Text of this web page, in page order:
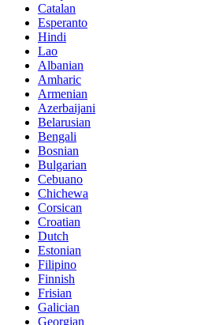
Catalan
Esperanto
Hindi
Lao
Albanian
Amharic
Armenian
Azerbaijani
Belarusian
Bengali
Bosnian
Bulgarian
Cebuano
Chichewa
Corsican
Croatian
Dutch
Estonian
Filipino
Finnish
Frisian
Galician
Georgian